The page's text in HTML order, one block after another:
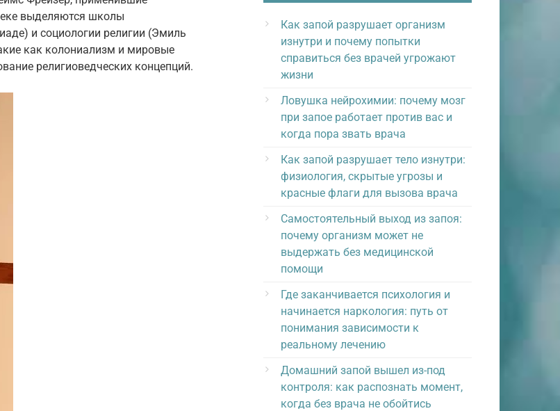
выделяются школы
и социологии религии (Эмиль
как колониализм и мировые
религиоведческих концепций.
Как запой разрушает организм
изнутри и почему попытки
справиться без врачей угрожают
жизни
Ловушка нейрохимии: почему мозг
при запое работает против вас и
когда пора звать врача
Как запой разрушает тело изнутри:
физиология, скрытые угрозы и
красные флаги для вызова врача
Самостоятельный выход из запоя:
почему организм может не
выдержать без медицинской
помощи
Где заканчивается психология и
начинается наркология: путь от
понимания зависимости к
реальному лечению
Домашний запой вышел из-под
контроля: как распознать момент,
когда без врача не обойтись